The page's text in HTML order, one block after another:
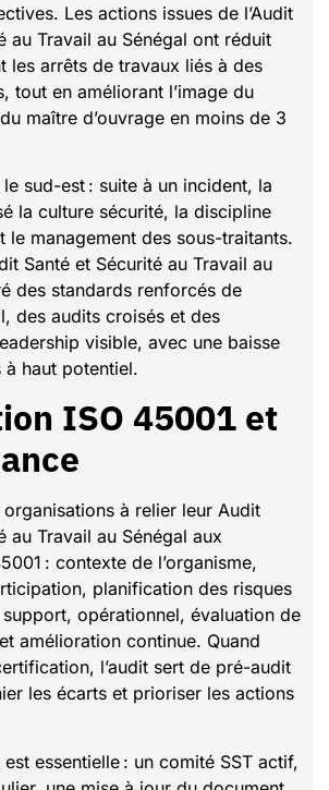
Les actions issues de l’Audit
au Travail au Sénégal ont réduit
les arrêts de travaux liés à des
tout en améliorant l’image du
maître d’ouvrage en moins de 3
sud-est : suite à un incident, la
la culture sécurité, la discipline
le management des sous-traitants.
Santé et Sécurité au Travail au
des standards renforcés de
des audits croisés et des
visible, avec une baisse
à haut potentiel.
ISO 45001 et
à relier leur Audit
au Travail au Sénégal aux
: contexte de l’organisme,
planification des risques
opérationnel, évaluation de
amélioration continue. Quand
l’audit sert de pré-audit
les écarts et prioriser les actions
essentielle : un comité SST actif,